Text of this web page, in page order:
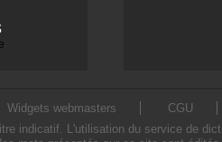
Widgets webmasters CGU
indicatif. L'utilisation du service de